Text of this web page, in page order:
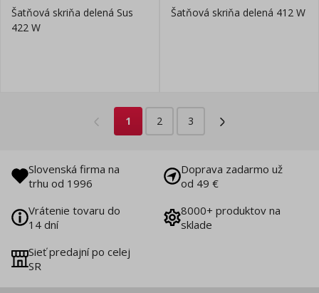
Šatňová skriňa delená Sus
422 W
Šatňová skriňa delená 412 W
1 2 3
Slovenská firma na
trhu od 1996
Doprava zadarmo už
od 49 €
Vrátenie tovaru do
14 dní
8000+ produktov na
sklade
Sieť predajní po celej
SR